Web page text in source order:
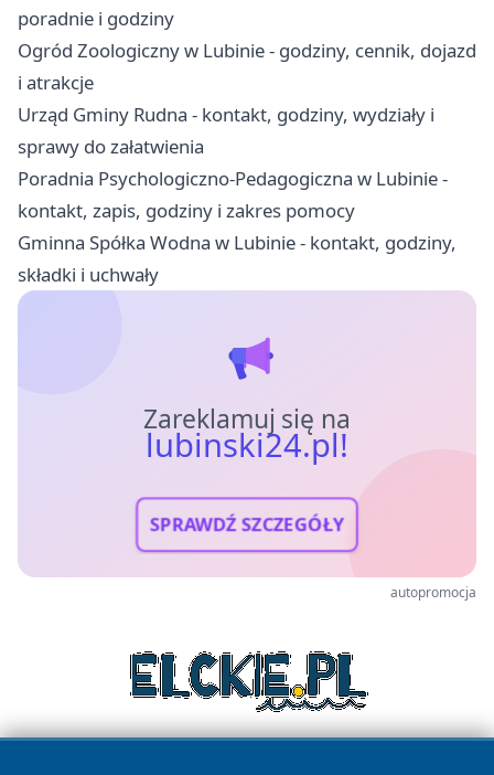
poradnie i godziny
Ogród Zoologiczny w Lubinie - godziny, cennik, dojazd
i atrakcje
Urząd Gminy Rudna - kontakt, godziny, wydziały i
sprawy do załatwienia
Poradnia Psychologiczno-Pedagogiczna w Lubinie -
kontakt, zapis, godziny i zakres pomocy
Gminna Spółka Wodna w Lubinie - kontakt, godziny,
składki i uchwały
Zareklamuj się na
lubinski24.pl!
SPRAWDŹ SZCZEGÓŁY
autopromocja